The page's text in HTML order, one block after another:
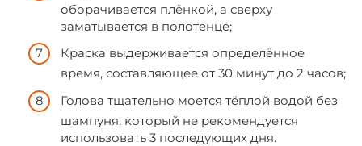
оборачивается плёнкой, а сверху
заматывается в полотенце;
Краска выдерживается определённое
время, составляющее от 30 минут до 2 часов;
Голова тщательно моется тёплой водой без
шампуня, который не рекомендуется
использовать 3 последующих дня.